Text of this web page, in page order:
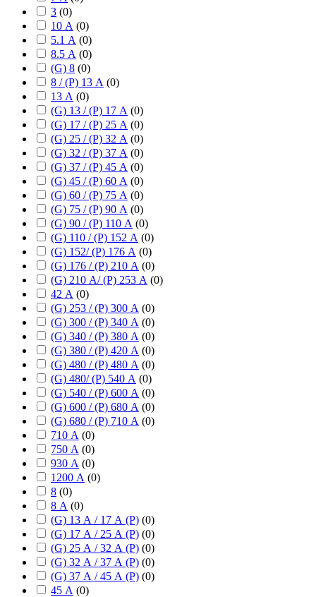
3 (0)
10 А (0)
5.1 А (0)
8.5 А (0)
(G) 8 (0)
8 / (P) 13 А (0)
13 А (0)
(G) 13 / (P) 17 А (0)
(G) 17 / (P) 25 А (0)
(G) 25 / (P) 32 А (0)
(G) 32 / (P) 37 А (0)
(G) 37 / (P) 45 А (0)
(G) 45 / (P) 60 А (0)
(G) 60 / (P) 75 А (0)
(G) 75 / (P) 90 А (0)
(G) 90 / (P) 110 А (0)
(G) 110 / (P) 152 А (0)
(G) 152/ (P) 176 А (0)
(G) 176 / (P) 210 А (0)
(G) 210 А/ (P) 253 А (0)
42 А (0)
(G) 253 / (P) 300 А (0)
(G) 300 / (P) 340 А (0)
(G) 340 / (P) 380 А (0)
(G) 380 / (P) 420 А (0)
(G) 480 / (P) 480 А (0)
(G) 480/ (P) 540 А (0)
(G) 540 / (P) 600 А (0)
(G) 600 / (P) 680 А (0)
(G) 680 / (P) 710 А (0)
710 А (0)
750 А (0)
930 А (0)
1200 А (0)
8 (0)
8 А (0)
(G) 13 А / 17 А (P) (0)
(G) 17 А / 25 А (P) (0)
(G) 25 А / 32 А (P) (0)
(G) 32 А / 37 А (P) (0)
(G) 37 А / 45 А (P) (0)
45 А (0)